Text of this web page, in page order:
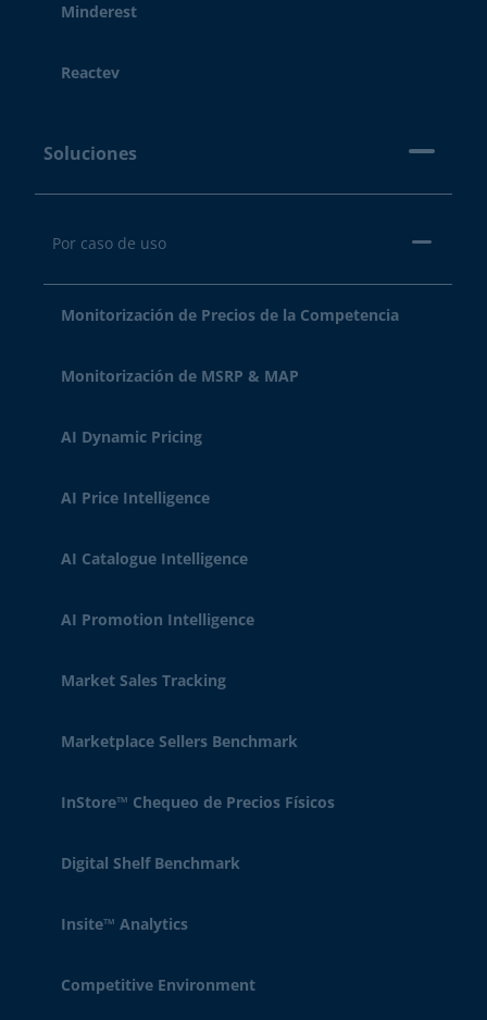
Minderest
Reactev
Soluciones
Por caso de uso
Monitorización de Precios de la Competencia
Monitorización de MSRP & MAP
AI Dynamic Pricing
AI Price Intelligence
AI Catalogue Intelligence
AI Promotion Intelligence
Market Sales Tracking
Marketplace Sellers Benchmark
InStore™ Chequeo de Precios Físicos
Digital Shelf Benchmark
Insite™ Analytics
Competitive Environment